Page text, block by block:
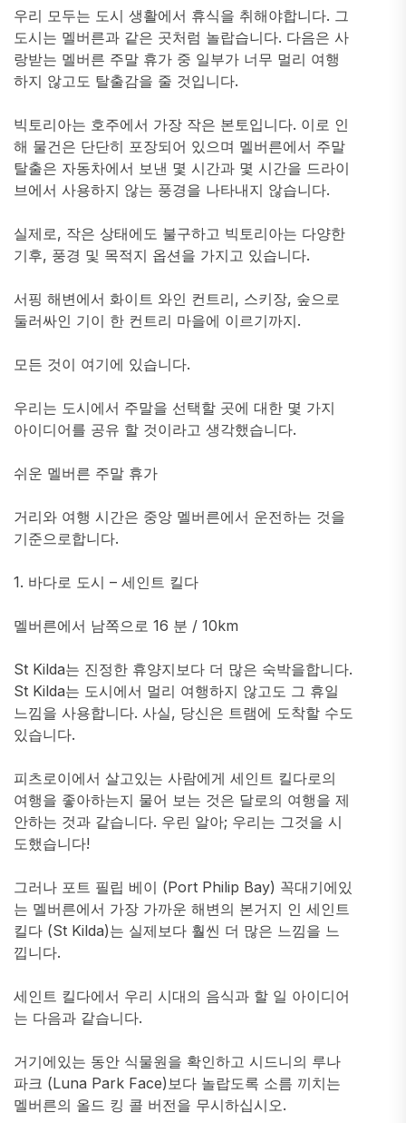
우리 모두는 도시 생활에서 휴식을 취해야합니다. 그
도시는 멜버른과 같은 곳처럼 놀랍습니다. 다음은 사
랑받는 멜버른 주말 휴가 중 일부가 너무 멀리 여행
하지 않고도 탈출감을 줄 것입니다.
빅토리아는 호주에서 가장 작은 본토입니다. 이로 인
해 물건은 단단히 포장되어 있으며 멜버른에서 주말
탈출은 자동차에서 보낸 몇 시간과 몇 시간을 드라이
브에서 사용하지 않는 풍경을 나타내지 않습니다.
실제로, 작은 상태에도 불구하고 빅토리아는 다양한
기후, 풍경 및 목적지 옵션을 가지고 있습니다.
서핑 해변에서 화이트 와인 컨트리, 스키장, 숲으로
둘러싸인 기이 한 컨트리 마을에 이르기까지.
모든 것이 여기에 있습니다.
우리는 도시에서 주말을 선택할 곳에 대한 몇 가지
아이디어를 공유 할 것이라고 생각했습니다.
쉬운 멜버른 주말 휴가
거리와 여행 시간은 중앙 멜버른에서 운전하는 것을
기준으로합니다.
1. 바다로 도시 – 세인트 킬다
멜버른에서 남쪽으로 16 분 / 10km
St Kilda는 진정한 휴양지보다 더 많은 숙박을합니다.
St Kilda는 도시에서 멀리 여행하지 않고도 그 휴일
느낌을 사용합니다. 사실, 당신은 트램에 도착할 수도
있습니다.
피츠로이에서 살고있는 사람에게 세인트 킬다로의
여행을 좋아하는지 물어 보는 것은 달로의 여행을 제
안하는 것과 같습니다. 우린 알아; 우리는 그것을 시
도했습니다!
그러나 포트 필립 베이 (Port Philip Bay) 꼭대기에있
는 멜버른에서 가장 가까운 해변의 본거지 인 세인트
킬다 (St Kilda)는 실제보다 훨씬 더 많은 느낌을 느
낍니다.
세인트 킬다에서 우리 시대의 음식과 할 일 아이디어
는 다음과 같습니다.
거기에있는 동안 식물원을 확인하고 시드니의 루나
파크 (Luna Park Face)보다 놀랍도록 소름 끼치는
멜버른의 올드 킹 콜 버전을 무시하십시오.